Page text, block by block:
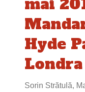
mai
Hyde
Londra
Sorin Strătulă,